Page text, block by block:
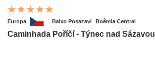
Europa Baixo Posazavi Boêmia Central
Caminhada Poříčí - Týnec nad Sázavou